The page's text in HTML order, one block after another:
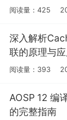
阅读量：425
深入解析
联的原理与
阅读量：393
AOSP 12 编
的完整指南